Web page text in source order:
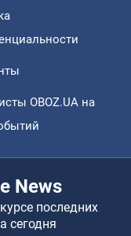
OBOZ.UA на
News
последних
сегодня